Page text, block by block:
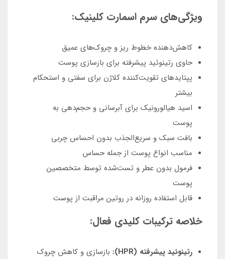
ویژگی‌های سرم اسمارت کلینیک:
کاهش‌دهنده خطوط ریز و چروک‌های عمیق
حاوی رتینوئید پیشرفته برای بازسازی پوست
پپتایدهای تقویت‌کننده کلاژن برای سفتی و استحکام
بیشتر
اسید هیالورونیک برای آبرسانی و حجم‌دهی به
پوست
بافت سبک و سریع‌الجذب بدون احساس چربی
مناسب انواع پوست از جمله حساس
فرمول بدون عطر و تست‌شده توسط متخصصین
پوست
قابل استفاده روزانه در روتین مراقبت از پوست
خلاصه ترکیبات کلیدی فعال:
رتینوئید پیشرفته (HPR):
بازسازی و کاهش چروک